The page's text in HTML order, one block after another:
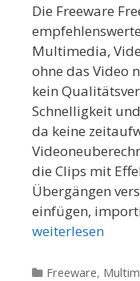
Die Freeware
Multimedia,
ohne das Video
kein
Schnelligkeit
da keine
die Clips mit
Übergängen
einfügen,
weiterlesen
Kategorien
Freeware,